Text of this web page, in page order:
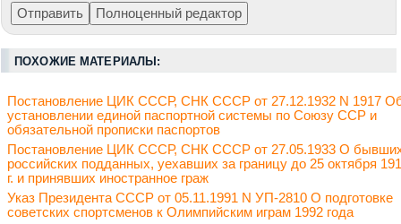
ПОХОЖИЕ МАТЕРИАЛЫ:
Постановление ЦИК СССР, СНК СССР от 27.12.1932 N 1917
установлении единой паспортной системы по Союзу ССР и
обязательной прописки паспортов
Постановление ЦИК СССР, СНК СССР от 27.05.1933 О
российских подданных, уехавших за границу до 25 октября
г. и принявших иностранное граж
Указ Президента СССР от 05.11.1991 N УП-2810 О подготовке
советских спортсменов к Олимпийским играм 1992 года